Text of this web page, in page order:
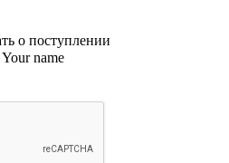
о поступлении
Your name